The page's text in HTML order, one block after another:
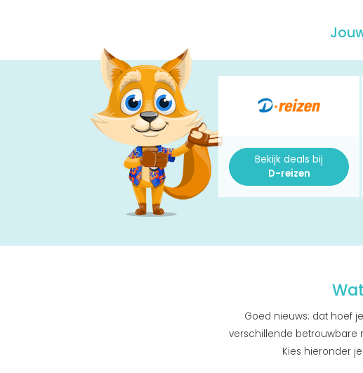
Bekijk deals bij
D-reizen
Goed nieuws: dat hoef
verschillende betrouwbare
Kies hieronder